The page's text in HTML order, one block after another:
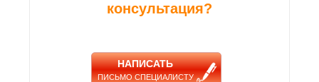
консультация?
НАПИСАТЬ
ПИСЬМО СПЕЦИАЛИСТУ